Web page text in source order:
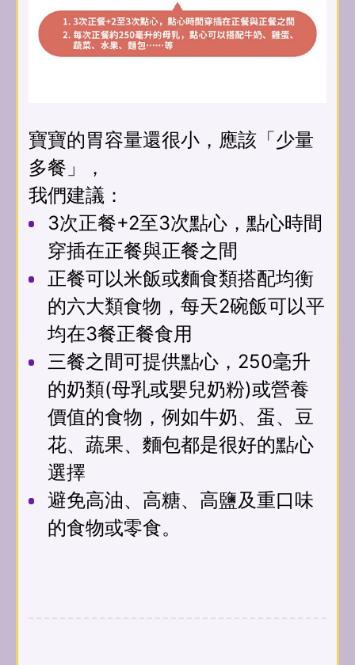
寶寶的胃容量還很小，應該「少量
多餐」，
我們建議：
3次正餐+2至3次點心，點心時間
穿插在正餐與正餐之間
正餐可以米飯或麵食類搭配均衡
的六大類食物，每天2碗飯可以平
均在3餐正餐食用
三餐之間可提供點心，250毫升
的奶類(母乳或嬰兒奶粉)或營養
價值的食物，例如牛奶、蛋、豆
花、蔬果、麵包都是很好的點心
選擇
避免高油、高糖、高鹽及重口味
的食物或零食。